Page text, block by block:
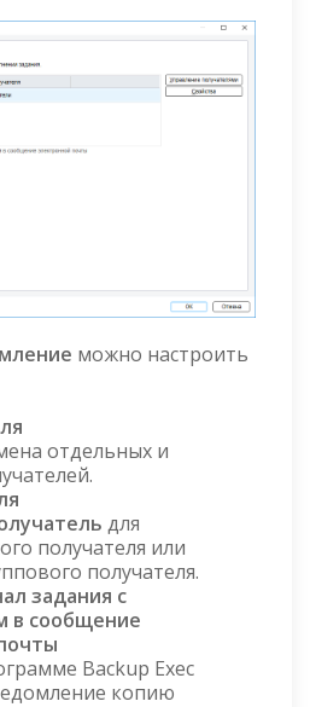
можно настроить
отдельных и
для
получателя или
получателя.
задания с
в сообщение
Backup Exec
копию